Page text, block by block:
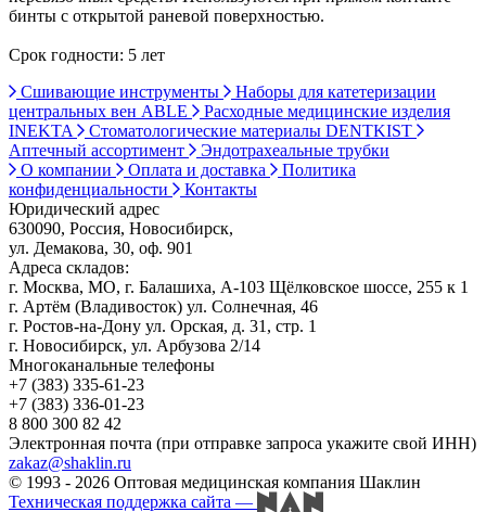
бинты с открытой раневой поверхностью.
Срок годности: 5 лет
Сшивающие инструменты
Наборы для катетеризации
центральных вен ABLE
Расходные медицинские изделия
INEKTA
Стоматологические материалы DENTKIST
Аптечный ассортимент
Эндотрахеальные трубки
О компании
Оплата и доставка
Политика
конфиденциальности
Контакты
Юридический адрес
630090, Россия, Новосибирск,
ул. Демакова, 30, оф. 901
Адреса складов:
г. Москва, МО, г. Балашиха, А-103 Щёлковское шоссе, 255 к 1
г. Артём (Владивосток) ул. Солнечная, 46
г. Ростов-на-Дону ул. Орская, д. 31, стр. 1
г. Новосибирск, ул. Арбузова 2/14
Многоканальные телефоны
+7 (383) 335-61-23
+7 (383) 336-01-23
8 800 300 82 42
Электронная почта (при отправке запроса укажите свой ИНН)
zakaz@shaklin.ru
© 1993 - 2026 Оптовая медицинская компания Шаклин
Техническая поддержка сайта —